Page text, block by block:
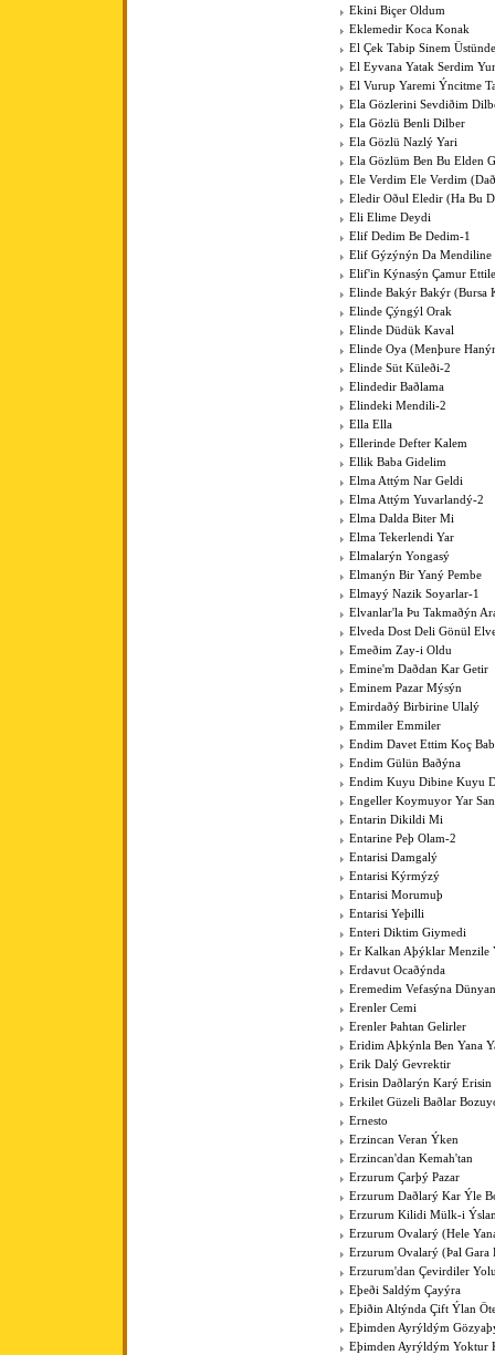
Ekini Biçer Oldum
Eklemedir Koca Konak
El Çek Tabip Sinem
El Eyvana Yatak Serdim
El Vurup Yaremi Ýncitme
Ela Gözlerini Sevdiðim
Ela Gözlü Benli Dilber
Ela Gözlü Nazlý Yari
Ela Gözlüm Ben Bu Elden
Ele Verdim Ele Verdim
Eledir Oðul Eledir (Ha Bu
Eli Elime Deydi
Elif Dedim Be Dedim-1
Elif Gýzýnýn Da Mendiline
Elif'in Kýnasýn Çamur
Elinde Bakýr Bakýr (Bursa
Elinde Çýngýl Orak
Elinde Düdük Kaval
Elinde Oya (Menþure
Elinde Süt Küleði-2
Elindedir Baðlama
Elindeki Mendili-2
Ella Ella
Ellerinde Defter Kalem
Ellik Baba Gidelim
Elma Attým Nar Geldi
Elma Attým Yuvarlandý-2
Elma Dalda Biter Mi
Elma Tekerlendi Yar
Elmalarýn Yongasý
Elmanýn Bir Yaný Pembe
Elmayý Nazik Soyarlar-1
Elvanlar'la Þu Takmaðýn
Elveda Dost Deli Gönül
Emeðim Zay-i Oldu
Emine'm Daðdan Kar Getir
Eminem Pazar Mýsýn
Emirdaðý Birbirine Ulalý
Emmiler Emmiler
Endim Davet Ettim Koç
Endim Gülün Baðýna
Endim Kuyu Dibine Kuyu
Engeller Koymuyor Yar
Entarin Dikildi Mi
Entarine Peþ Olam-2
Entarisi Damgalý
Entarisi Kýrmýzý
Entarisi Morumuþ
Entarisi Yeþilli
Enteri Diktim Giymedi
Er Kalkan Aþýklar Menzile
Erdavut Ocaðýnda
Eremedim Vefasýna
Erenler Cemi
Erenler Þahtan Gelirler
Eridim Aþkýnla Ben Yana
Erik Dalý Gevrektir
Erisin Daðlarýn Karý Erisin
Erkilet Güzeli Baðlar
Ernesto
Erzincan Veran Ýken
Erzincan'dan Kemah'tan
Erzurum Çarþý Pazar
Erzurum Daðlarý Kar Ýle
Erzurum Kilidi Mülk-i
Erzurum Ovalarý (Hele
Erzurum Ovalarý (Þal Gara
Erzurum'dan Çevirdiler
Eþeði Saldým Çayýra
Eþiðin Altýnda Çift Ýlan
Eþimden Ayrýldým
Eþimden Ayrýldým Yoktur